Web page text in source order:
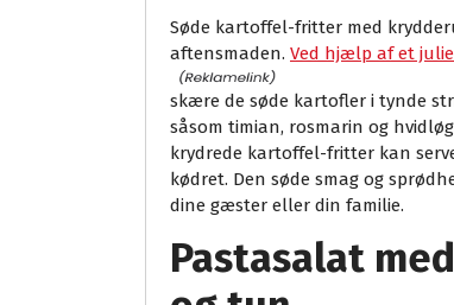
Søde kartoffel-fritter med
aftensmaden. Ved hjælp af et
skære de søde kartofler i tynde
såsom timian, rosmarin og
krydrede kartoffel-fritter kan
kødret. Den søde smag og
dine gæster eller din familie.
Pastasalat